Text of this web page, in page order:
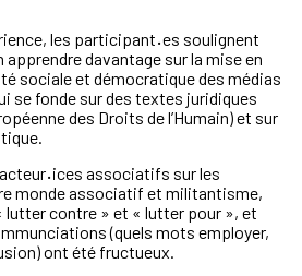
les participant·es soulignent
apprendre davantage sur la mise en
sociale et démocratique des médias
se fonde sur des textes juridiques
des Droits de l’Humain) et sur
·ices associatifs sur les
monde associatif et militantisme,
lutter contre » et « lutter pour », et
(quels mots employer,
ont été fructueux.